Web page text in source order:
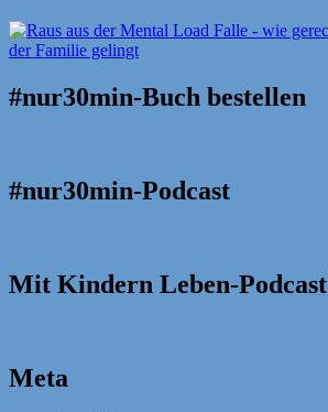
#nur30min-Buch bestellen
#nur30min-Podcast
Mit Kindern Leben-Podcast
Meta